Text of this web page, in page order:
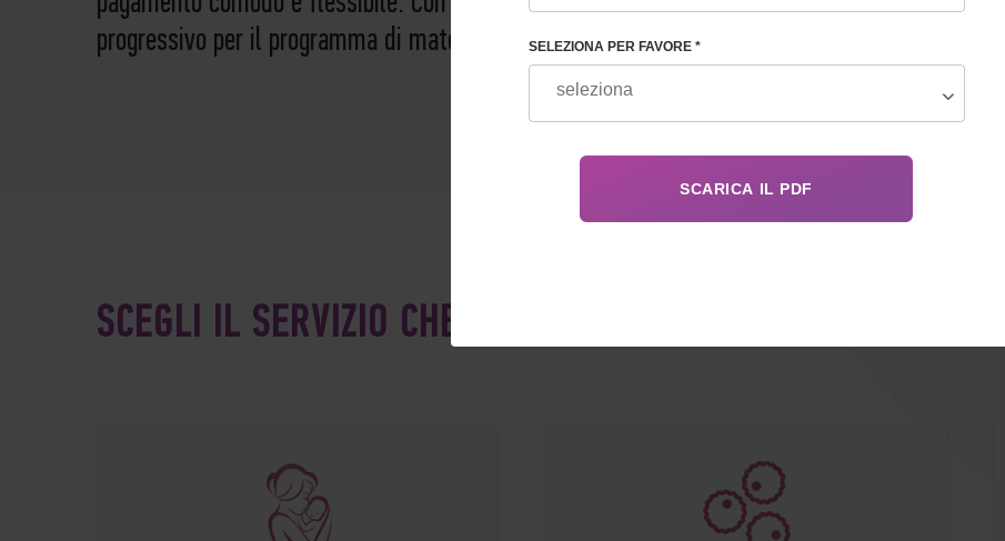
progressivo per il programma di maternità surrogata.
SCEGLI IL SERVIZIO CHE TI SERVE E FAI CLIC SU DI ESSO
SELEZIONA PER FAVORE *